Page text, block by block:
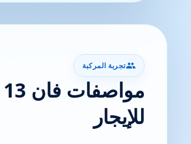
تجربة المركبة
للإيجار